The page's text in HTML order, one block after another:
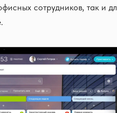
сотрудников, так и